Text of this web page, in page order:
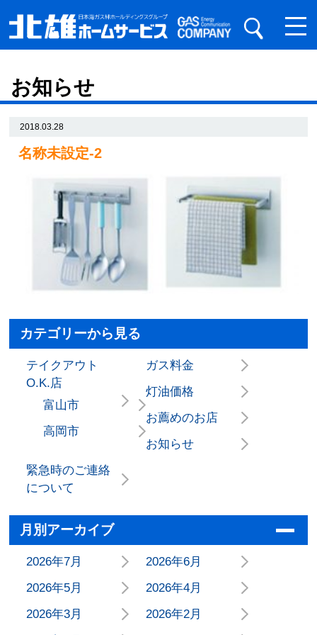
お知らせ
2018.03.28
名称未設定-2
カテゴリーから見る
テイクアウト
O.K.店
富山市
高岡市
ガス料金
灯油価格
お薦めのお店
お知らせ
緊急時のご連絡
について
月別アーカイブ
2026年7月
2026年6月
2026年5月
2026年4月
2026年3月
2026年2月